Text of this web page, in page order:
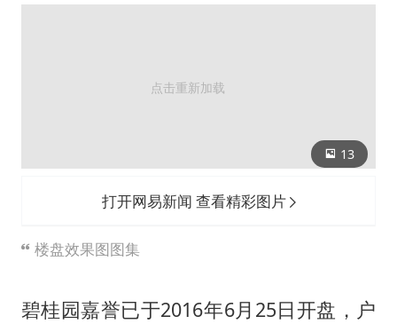
13
打开网易新闻 查看精彩图片
楼盘效果图图集
碧桂园嘉誉已于2016年6月25日开盘，户